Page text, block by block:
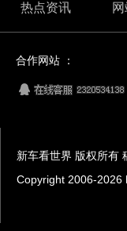
热点资讯
合作网站 ：
新车看世界 版权所有
Copyright 2006-2026